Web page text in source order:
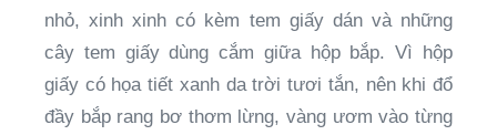
nhỏ, xinh xinh có kèm tem giấy dán và những
cây tem giấy dùng cắm giữa hộp bắp. Vì hộp
giấy có họa tiết xanh da trời tươi tắn, nên khi đổ
đầy bắp rang bơ thơm lừng, vàng ươm vào từng